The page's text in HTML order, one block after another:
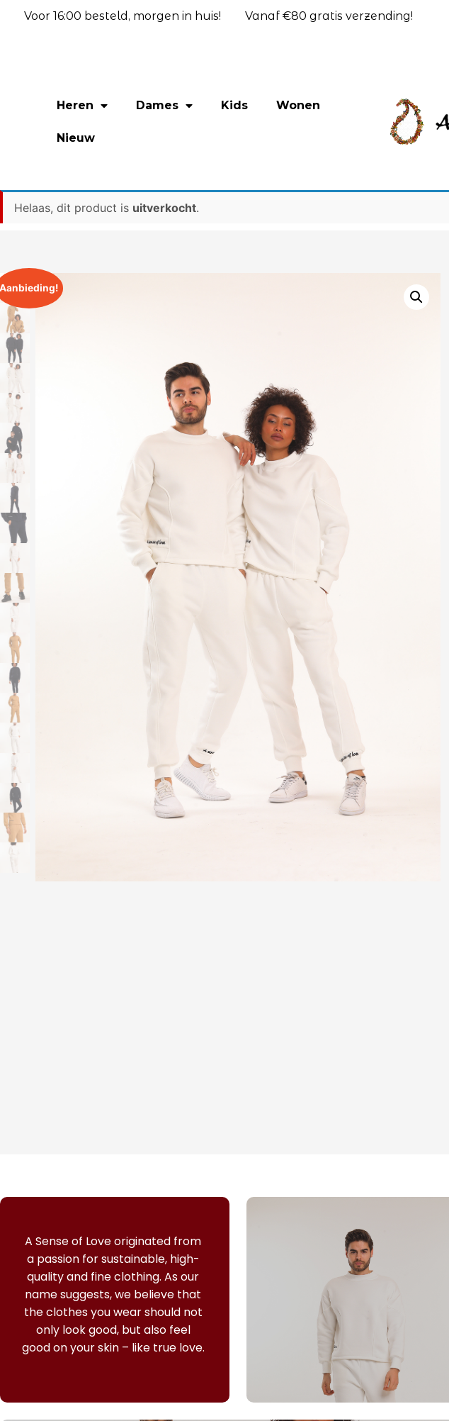
Voor 16:00 besteld, morgen in huis! Vanaf €80 gratis verzending!
Heren Dames Kids Wonen
Nieuw
Helaas, dit product is uitverkocht.
Aanbieding!
A Sense of Love originated from
a passion for sustainable, high-
quality and fine clothing. As our
name suggests, we believe that
the clothes you wear should not
only look good, but also feel
good on your skin – like true love.